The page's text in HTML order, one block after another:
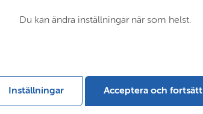
Du kan ändra inställningar när som helst.
Inställningar Acceptera och fortsätt